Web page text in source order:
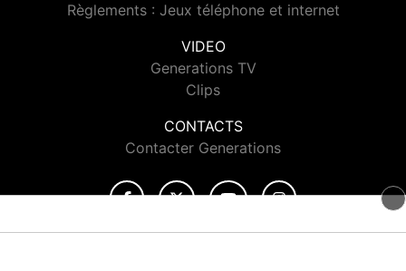
Règlements : Jeux téléphone et internet
VIDEO
Generations TV
Clips
CONTACTS
Contacter Generations